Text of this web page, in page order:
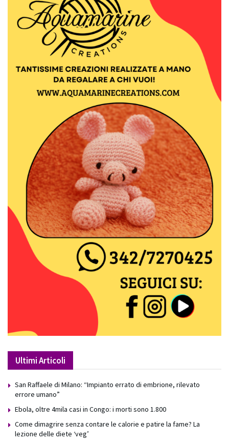
Ultimi Articoli
San Raffaele di Milano: “Impianto errato di embrione, rilevato
errore umano”
Ebola, oltre 4mila casi in Congo: i morti sono 1.800
Come dimagrire senza contare le calorie e patire la fame? La
lezione delle diete ‘veg’